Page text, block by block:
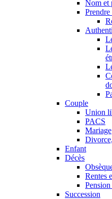
Nom et
Couple
Union
PACS
Mariage
Enfant
Décès
Rentes
Succession